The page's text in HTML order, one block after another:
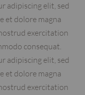
adipiscing elit, sed
et dolore magna
exercitation
consequat.
adipiscing elit, sed
et dolore magna
exercitation